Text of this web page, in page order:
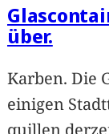
über.
Karben. Die
einigen
quillen